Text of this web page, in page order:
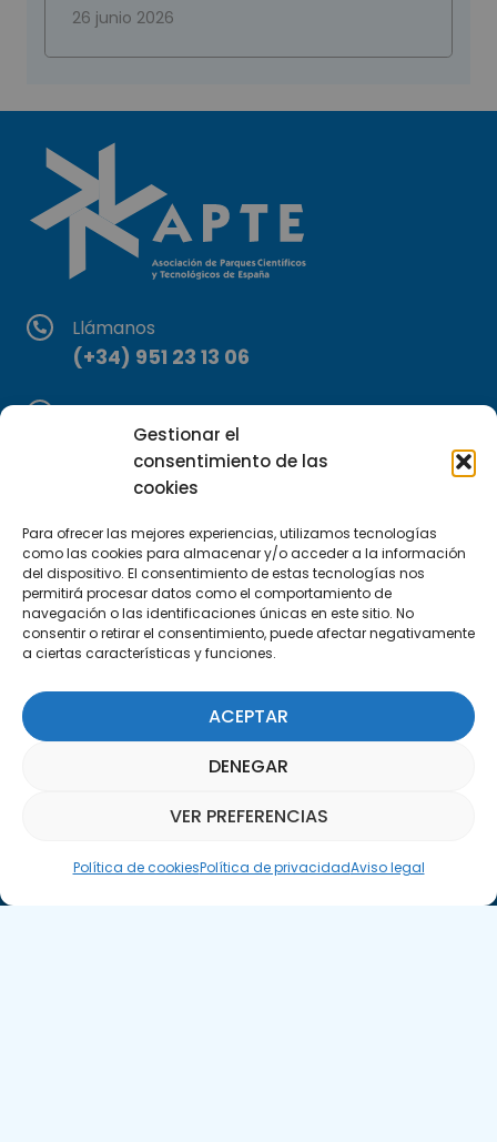
Gestionar el
consentimiento de las
cookies
Para ofrecer las mejores experiencias, utilizamos tecnologías
como las cookies para almacenar y/o acceder a la información
del dispositivo. El consentimiento de estas tecnologías nos
permitirá procesar datos como el comportamiento de
navegación o las identificaciones únicas en este sitio. No
consentir o retirar el consentimiento, puede afectar negativamente
a ciertas características y funciones.
ACEPTAR
DENEGAR
VER PREFERENCIAS
Política de cookiesPolítica de privacidadAviso legal
26 junio 2026
Llámanos
(+34) 951 23 13 06
Escríbenos
info@apte.org
Encuéntranos
C/Marie Curie, 35
29590 Campanillas, Málaga
Suscríbete a nuestra Newsletter